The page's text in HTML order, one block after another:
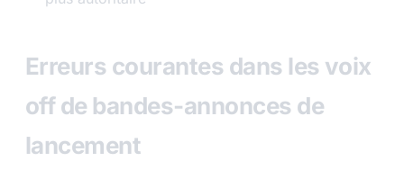
Erreurs courantes dans les voix
off de bandes-annonces de
lancement